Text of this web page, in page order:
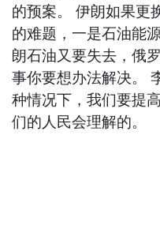
的预案。 伊朗如果更
的难题，一是石油能
朗石油又要失去，俄
事你要想办法解决。
种情况下，我们要提
们的人民会理解的。